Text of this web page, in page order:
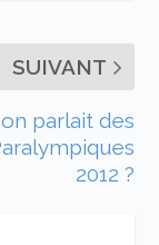
SUIVANT
parlait des
2012 ?